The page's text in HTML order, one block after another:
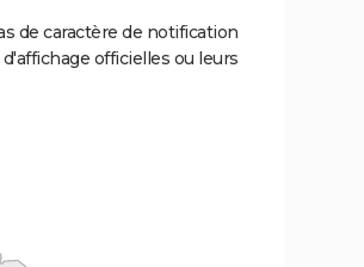
de caractère de notification
officielles ou leurs